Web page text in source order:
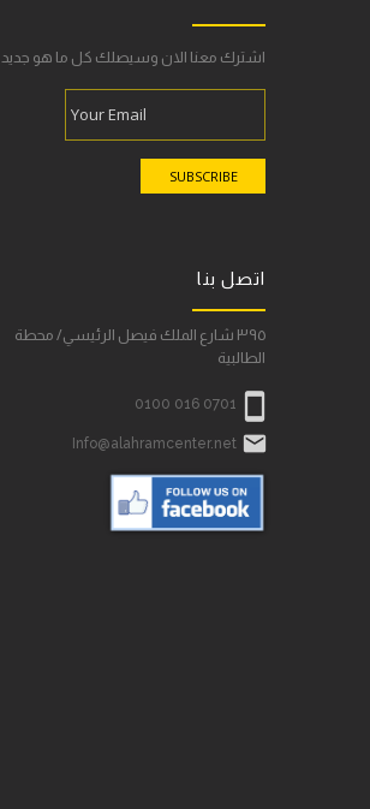
اشترك معنا الان وسيصلك كل ما هو جديد
اتصل بنا
٣٩٥ شارع الملك فيصل الرئيسي/ محطة
الطالبية
0100 016 0701
Info@alahramcenter.net

